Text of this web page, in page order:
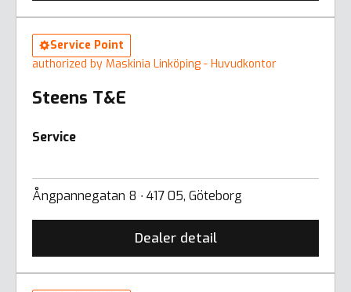
Service Point
authorized by Maskinia Linköping - Huvudkontor
Steens T&E
Service
Ångpannegatan 8 ∙ 417 05, Göteborg
Dealer detail